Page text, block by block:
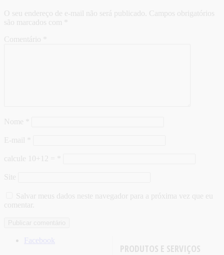
O seu endereço de e-mail não será publicado. Campos obrigatórios
são marcados com
Comentário
Nome
E-mail
calcule 10+12 =
Site
Salvar meus dados neste navegador para a próxima vez que eu
comentar.
PRODUTOS E SERVIÇOS
Facebook